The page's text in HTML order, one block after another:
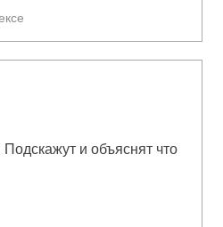
и объяснят что